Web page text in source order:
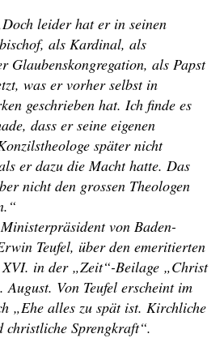
leider hat er in seinen
als Kardinal, als
Glaubenskongregation, als Papst
was er vorher selbst in
geschrieben hat. Ich finde es
dass er seine eigenen
später nicht
er dazu die Macht hatte. Das
nicht den grossen Theologen
von Baden-
Teufel, über den emeritierten
XVI. in der „Zeit“-Beilage „Christ
Von Teufel erscheint im
„Ehe alles zu spät ist. Kirchliche
christliche Sprengkraft“.